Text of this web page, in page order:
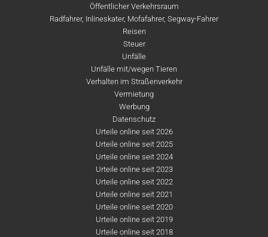
Öffentlicher Verkehrsraum
Radfahrer, Inlineskater, Mofafahrer, Segway-Fahrer
Reisen
Steuer
Unfälle
Unfälle mit/wegen Tieren
Verhalten im Straßenverkehr
Vermietung
Werbung
Datenschutz
Urteile online seit 2026
Urteile online seit 2025
Urteile online seit 2024
Urteile online seit 2023
Urteile online seit 2022
Urteile online seit 2021
Urteile online seit 2020
Urteile online seit 2019
Urteile online seit 2018